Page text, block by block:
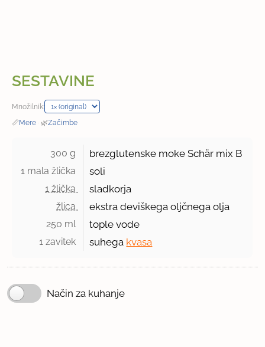
SESTAVINE
Množilnik:
📏Mere · 🌿Začimbe
300 g brezglutenske moke Schär mix B
1 mala žlička soli
1 žlička sladkorja
žlica ekstra deviškega oljčnega olja
250 ml tople vode
1 zavitek suhega kvasa
Način za kuhanje